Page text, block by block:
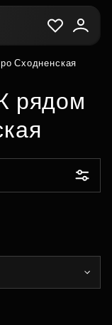
Сходненская
рядом